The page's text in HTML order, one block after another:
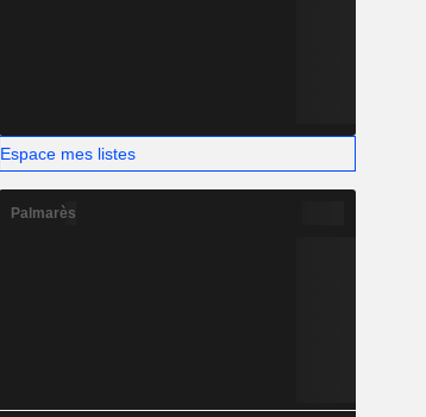
Espace mes listes
Palmarès